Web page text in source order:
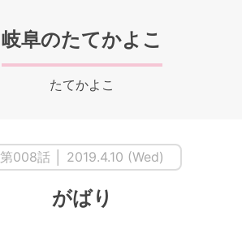
岐阜のたてかよこ
たてかよこ
第008話 │ 2019.4.10 (Wed)
がばり